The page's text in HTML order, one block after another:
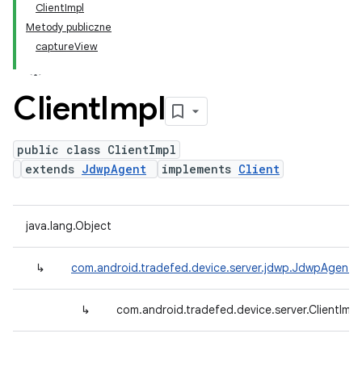
ClientImpl
Metody publiczne
captureView
ClientImpl
public class ClientImpl
extends JdwpAgent implements Client
java.lang.Object
↳ com.android.tradefed.device.server.jdwp.JdwpAgent
↳ com.android.tradefed.device.server.ClientImpl